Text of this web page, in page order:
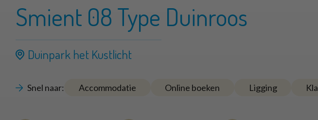
Smient 08 Type Duinroos
Duinpark het Kustlicht
Snel naar: Accommodatie Online boeken Ligging